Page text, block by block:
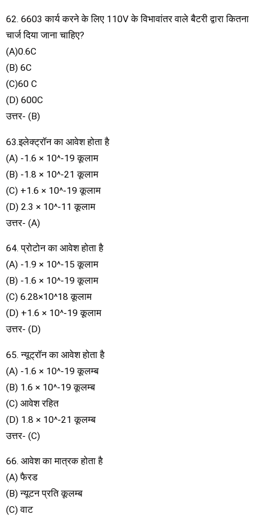
62. 6603 कार्य करने के लिए 110V के विभावांतर वाले बैटरी द्वारा कितना
चार्ज दिया जाना चाहिए?
(A)0.6C
(B) 6C
(C)60 C
(D) 600C
उत्तर- (B)
63.इलेक्ट्रॉन का आवेश होता है
(A) -1.6 × 10^-19 कूलाम
(B) -1.8 × 10^-21 कूलाम
(C) +1.6 × 10^-19 कूलाम
(D) 2.3 × 10^-11 कूलाम
उत्तर- (A)
64. प्रोटोन का आवेश होता है
(A) -1.9 × 10^-15 कूलाम
(B) -1.6 × 10^-19 कूलाम
(C) 6.28×10^18 कूलाम
(D) +1.6 × 10^-19 कूलाम
उत्तर- (D)
65. न्यूट्रॉन का आवेश होता है
(A) -1.6 × 10^-19 कूलम्ब
(B) 1.6 × 10^-19 कूलम्ब
(C) आवेश रहित
(D) 1.8 × 10^-21 कूलम्ब
उत्तर- (C)
66. आवेश का मात्रक होता है
(A) फैरड
(B) न्यूटन प्रति कूलम्ब
(C) वाट